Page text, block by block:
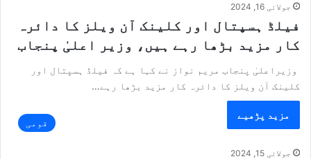
جولائی 16, 2024
فیلڈ ہسپتال اور کلینک آن ویلز کا دائرہ
کار مزید بڑھا رہے ہیں، وزیر اعلیٰ پنجاب
وزیراعلیٰ پنجاب مریم نواز نے کہا ہے کہ فیلڈ ہسپتال اور
کلینک آن ویلز کا دائرہ کار مزید بڑھا رہے…
مزید پڑھیے
قومی
جولائی 15, 2024